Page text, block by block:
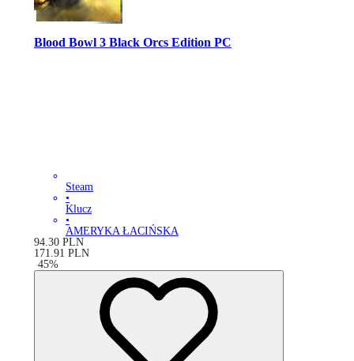
Blood Bowl 3 Black Orcs Edition PC
Steam
•
Klucz
•
AMERYKA ŁACIŃSKA
94.30 PLN
171.91 PLN
-45%